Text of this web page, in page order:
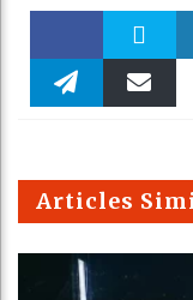
Faceboo Twitter
m
Articles